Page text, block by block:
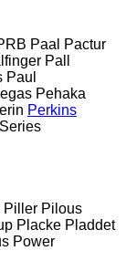
Paal
Pactur
Pall
Paul
Pehaka
Perkins
Piller Pilous
Placke Pladdet
Power